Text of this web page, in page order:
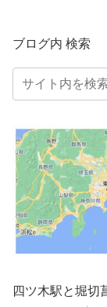
ブログ内 検索
四ツ木駅と堀切